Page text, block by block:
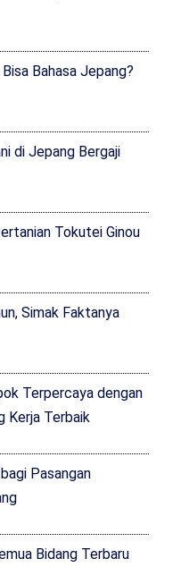
Bahasa Jepang?
di Jepang Bergaji
Tokutei Ginou
Simak Faktanya
Terpercaya dengan
Kerja Terbaik
Pasangan
Bidang Terbaru